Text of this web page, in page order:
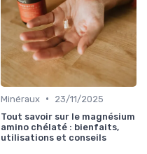
Minéraux •
23/11/2025
Tout savoir sur le magnésium
amino chélaté : bienfaits,
utilisations et conseils